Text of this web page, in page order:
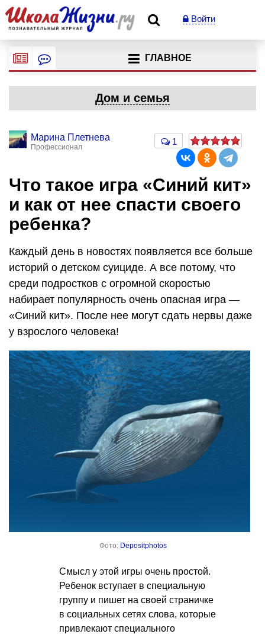
Войти
ГЛАВНОЕ
Дом и семья
Марина Плетнева
Профессионал
1
Что такое игра «Синий кит»
и как от нее спасти своего
ребенка?
Каждый день в новостях появляется все больше
историй о детском суициде. А все потому, что
среди подростков с огромной скоростью
набирает популярность очень опасная игра —
«Синий кит». После нее могут сдать нервы даже
у взрослого человека!
Фото: Depositphotos
Смысл у этой игры очень простой.
Ребенок вступает в специальную
группу и пишет на своей страничке
в социальных сетях слова, которые
привлекают специального